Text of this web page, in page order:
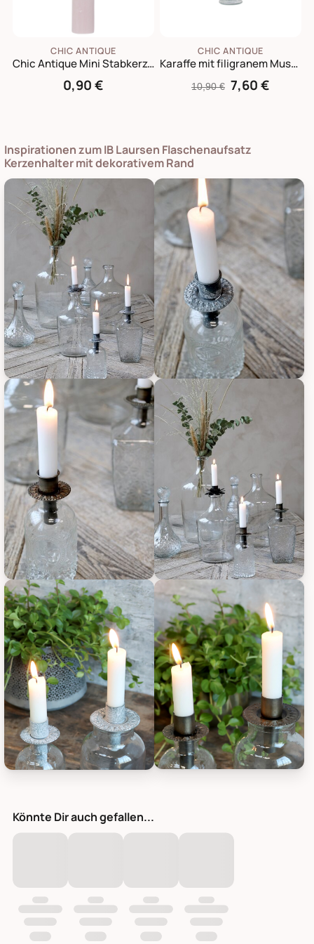
CHIC ANTIQUE
Chic Antique Mini Stabkerze 11 cm | Ø 2 cm
0,90 €
CHIC ANTIQUE
Karaffe mit filigranem Muster
10,90 € 7,60 €
Inspirationen zum IB Laursen Flaschenaufsatz
Kerzenhalter mit dekorativem Rand
Chic Antique Flaschenaufsatz Kerzenhalter mit dekorativem
Chic Antique Flaschenaufsatz
Chic Antique Flaschenaufsatz Kerzenhalter mit dekorativem
Chic Antique Flaschenaufsatz
Könnte Dir auch gefallen...